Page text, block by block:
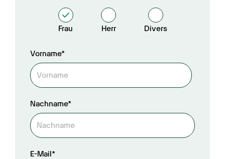
Frau Herr Divers
Vorname*
Nachname*
E-Mail*